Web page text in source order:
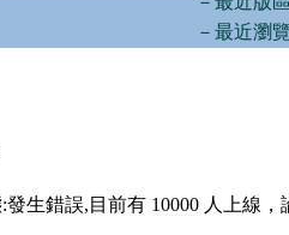
－最近瀏
發生錯誤,目前有 10000 人上線